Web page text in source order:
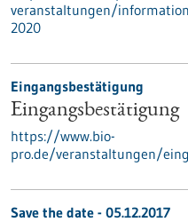
veranstaltungen/
2020
Eingangsbestätigung
Eingangsbestätigung
https://www.bio-
pro.de/veranstaltungen/
Save the date - 05.12.2017